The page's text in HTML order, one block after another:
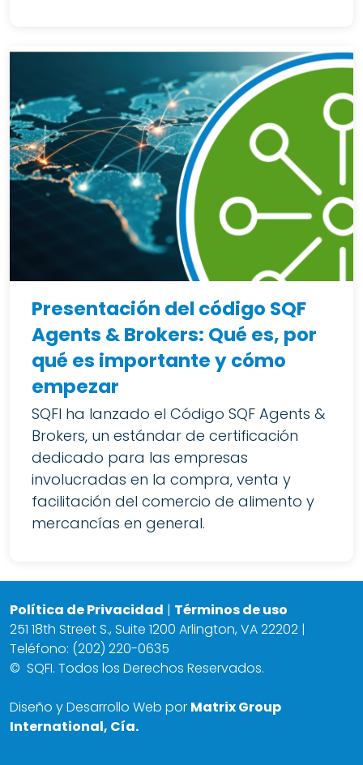
Presentación del código SQF
Agents & Brokers: Qué es, por
qué es importante y cómo
empezar
SQFI ha lanzado el Código SQF Agents &
Brokers, un estándar de certificación
dedicado para las empresas
involucradas en la compra, venta y
facilitación del comercio de alimento y
mercancías en general.
Política de Privacidad | Términos de uso
251 18th Street S., Suite 1200 Arlington, VA 22202 |
Teléfono: (202) 220-0635
© SQFI. Todos los Derechos Reservados.
Diseño y Desarrollo Web por Matrix Group
International, Cía.